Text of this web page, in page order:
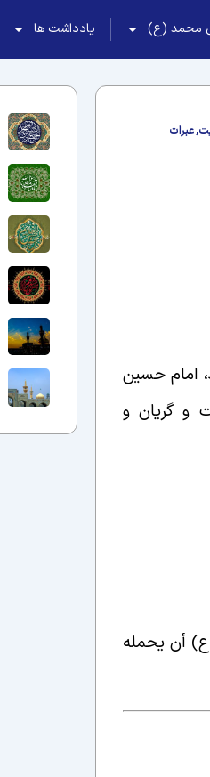
محمد (ع) یادداشت ها
,عبرات
امام حسین
و گریان و
أن یحمله